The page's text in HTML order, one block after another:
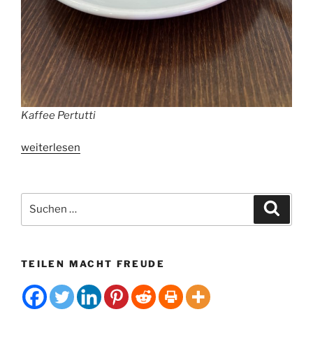
Kaffee Pertutti
„Globaler
weiterlesen
nach:
TEILEN MACHT FREUDE